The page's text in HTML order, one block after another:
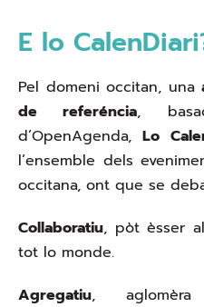
E lo
Pel domeni occitan, una
de referéncia,
d’OpenAgenda, Lo
l’ensemble dels
occitana, ont que se
Collaboratiu, pòt èsser
tot lo monde.
Agregatiu, aglomèra